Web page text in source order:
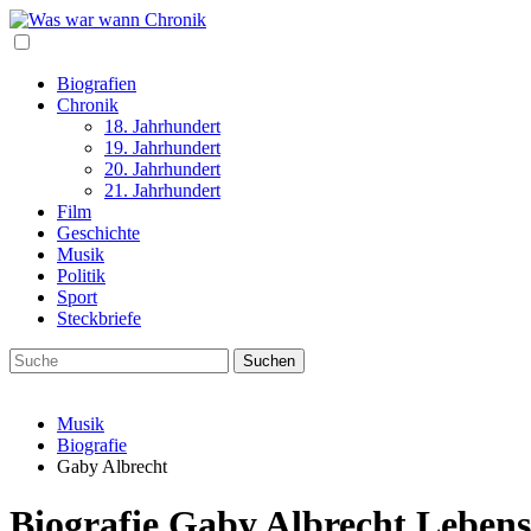
Biografien
Chronik
18. Jahrhundert
19. Jahrhundert
20. Jahrhundert
21. Jahrhundert
Film
Geschichte
Musik
Politik
Sport
Steckbriefe
Musik
Biografie
Gaby Albrecht